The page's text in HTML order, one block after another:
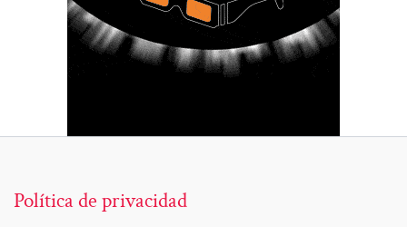
Política de privacidad